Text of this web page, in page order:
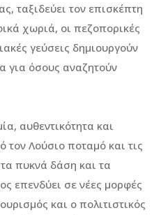
ταξιδεύει τον επισκέπτη
χωριά, οι πεζοπορικές
γεύσεις δημιουργούν
για όσους αναζητούν
αυθεντικότητα και
Λούσιο ποταμό και τις
πυκνά δάση και τα
επενδύει σε νέες μορφές
και ο πολιτιστικός